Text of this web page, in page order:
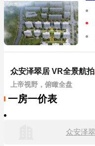
众安泽翠居 VR全景航拍
上帝视野，俯瞰全盘
一房一价表
众安泽